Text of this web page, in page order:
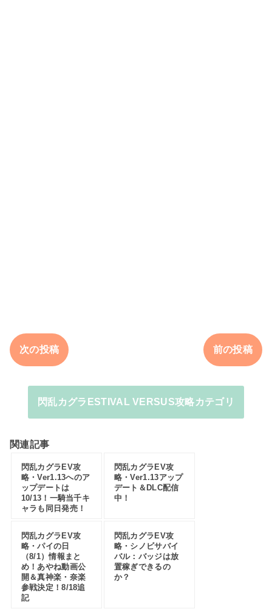
次の投稿 前の投稿
閃乱カグラESTIVAL VERSUS攻略カテゴリ
関連記事
閃乱カグラEV攻
略・Ver1.13へのア
ップデートは
10/13！一騎当千キ
ャラも同日発売！
閃乱カグラEV攻
略・Ver1.13アップ
デート＆DLC配信
中！
閃乱カグラEV攻
略・パイの日
（8/1）情報まと
め！あやね動画公
開＆真神楽・奈楽
参戦決定！8/18追
記
閃乱カグラEV攻
略・シノビサバイ
バル：バッジは放
置稼ぎできるの
か？